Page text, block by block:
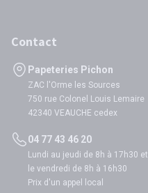
Contact
Papeteries Pichon
ZAC l'Orme les Sources
750 rue Colonel Louis Lemaire
42340 VEAUCHE cedex
04 77 43 46 20
Lundi au jeudi de 8h à 17h30 et
le vendredi de 8h à 16h30
Prix d'un appel local